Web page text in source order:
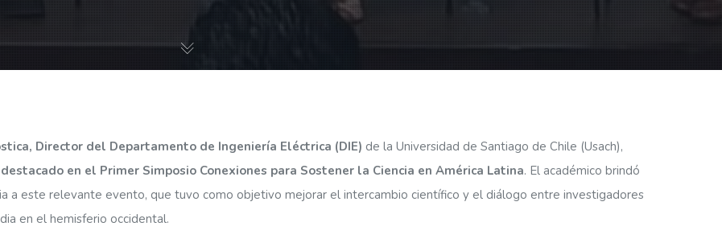
Director del Departamento de Ingeniería Eléctrica (DIE) de la Universidad de Santiago de Chile (Usach),
en el Primer Simposio Conexiones para Sostener la Ciencia en América Latina. El académico brindó
a este relevante evento, que tuvo como objetivo mejorar el intercambio científico y el diálogo entre investigadores
en el hemisferio occidental.